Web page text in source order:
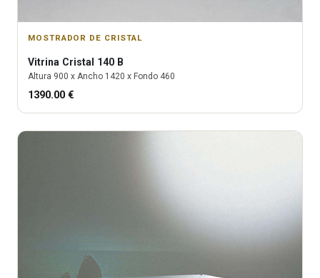
MOSTRADOR DE CRISTAL
Vitrina Cristal 140 B
Altura 900 x Ancho 1420 x Fondo 460
1390.00 €